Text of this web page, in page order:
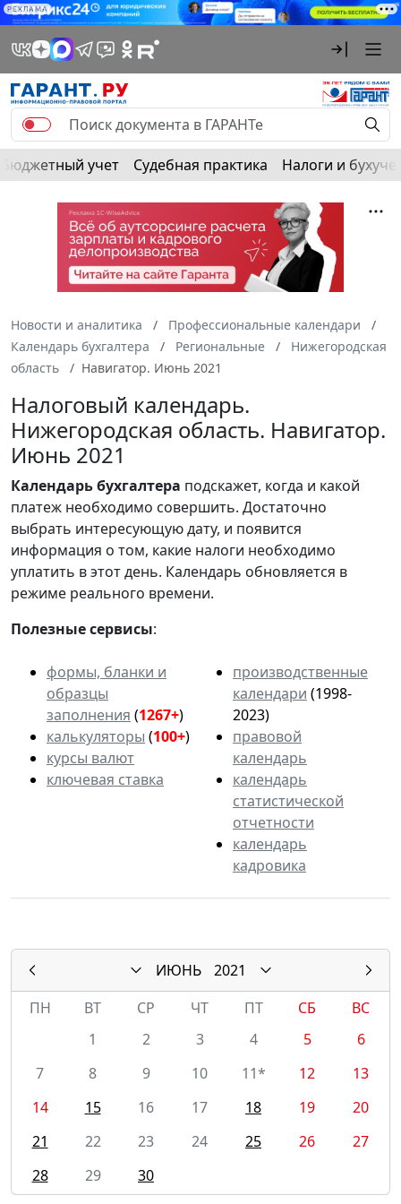
РЕКЛАМА
Бюджетный учет Судебная практика Налоги и
Новости и аналитика
Профессиональные календари
Календарь бухгалтера
Региональные
Нижегородская
область
Навигатор. Июнь 2021
Налоговый календарь.
Нижегородская область. Навигатор.
Июнь 2021
Календарьбухгалтера подскажет, когда и какой
платеж необходимо совершить. Достаточно
выбрать интересующую дату, и появится
информация о том, какие налоги необходимо
уплатить в этот день. Календарь обновляется в
режиме реального времени.
Полезные сервисы:
формы, бланки и
образцы
заполнения (1267+)
калькуляторы (100+)
курсы валют
ключевая ставка
производственные
календари (1998-
2023)
правовой
календарь
календарь
статистической
отчетности
календарь
кадровика
ИЮНЬ
2021
ПН
ВТ СР ЧТ ПТ СБ
ВС
1
2 3 4 5
6
7
8 9 10 11* 12
13
14
15 16 17 18 19
20
21
22 23 24 25 26
27
28
29 30